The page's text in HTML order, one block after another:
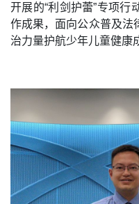
开展的“利剑护蕾”专项行
作成果，面向公众普及法
治力量护航少年儿童健康